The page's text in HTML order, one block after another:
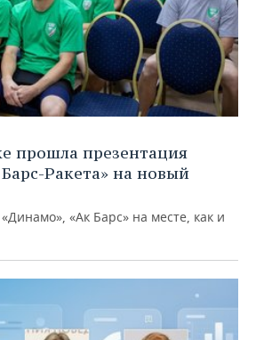
прошла презентация
Ракета» на новый
«Ак Барс» на месте, как и